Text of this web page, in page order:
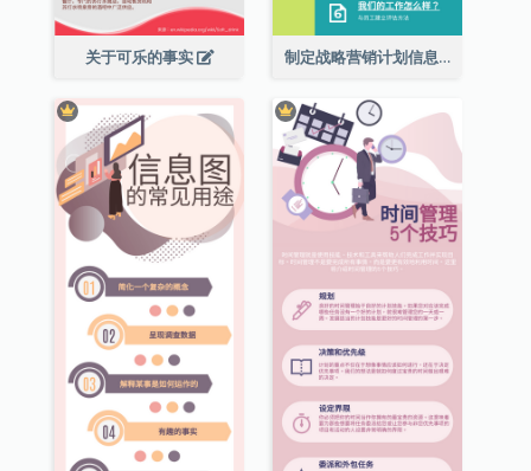
关于可乐的事实 制定战略营销计划信息图表